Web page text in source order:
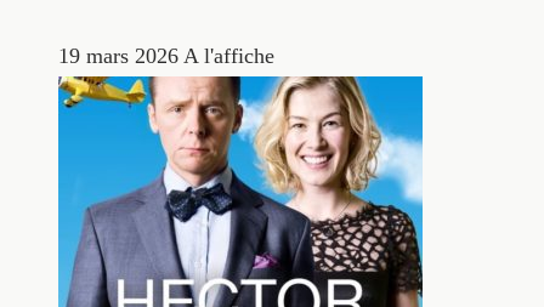
19 mars 2026 A l'affiche